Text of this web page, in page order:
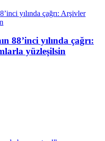
88’inci yılında çağrı:
yüzleşilsin